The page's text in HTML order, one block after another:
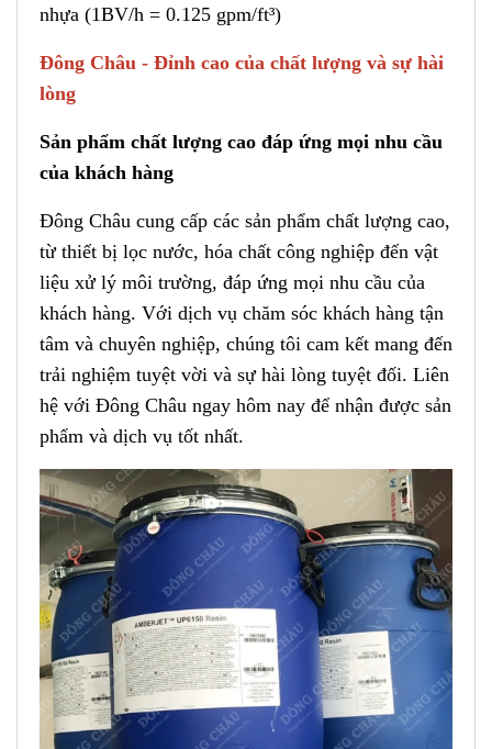
nhựa (1BV/h = 0.125 gpm/ft³)
Đông Châu - Đỉnh cao của chất lượng và sự hài
lòng
Sản phẩm chất lượng cao đáp ứng mọi nhu cầu
của khách hàng
Đông Châu cung cấp các sản phẩm chất lượng cao,
từ thiết bị lọc nước, hóa chất công nghiệp đến vật
liệu xử lý môi trường, đáp ứng mọi nhu cầu của
khách hàng. Với dịch vụ chăm sóc khách hàng tận
tâm và chuyên nghiệp, chúng tôi cam kết mang đến
trải nghiệm tuyệt vời và sự hài lòng tuyệt đối. Liên
hệ với Đông Châu ngay hôm nay để nhận được sản
phẩm và dịch vụ tốt nhất.